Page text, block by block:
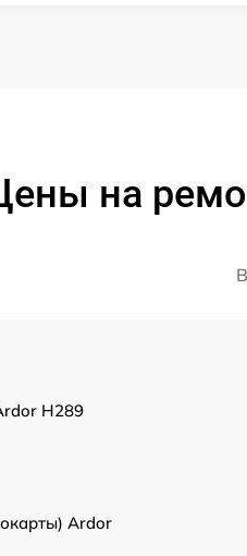
на
H289
Ardor